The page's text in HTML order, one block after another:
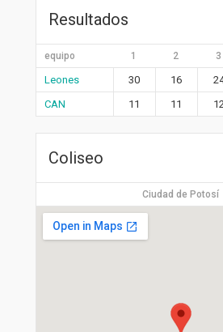
Resultados
equipo 1 2 3
Leones 30 16
CAN
11 11 12
Coliseo
Ciudad de Potosí